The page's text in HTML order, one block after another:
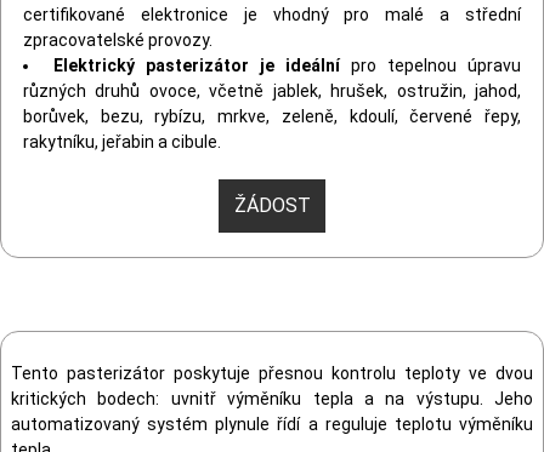
certifikované elektronice je vhodný pro malé a střední
zpracovatelské provozy.
Elektrický pasterizátor je ideálnípro tepelnou úpravu
různých druhů ovoce, včetně jablek, hrušek, ostružin, jahod,
borůvek, bezu, rybízu, mrkve, zeleně, kdoulí, červené řepy,
rakytníku, jeřabin a cibule.
ŽÁDOST
Tento pasterizátor poskytuje přesnou kontrolu teploty ve dvou
kritických bodech: uvnitř výměníku tepla a na výstupu. Jeho
automatizovaný systém plynule řídí a reguluje teplotu výměníku